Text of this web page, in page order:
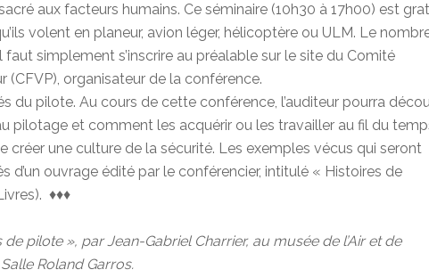
aux facteurs humains. Ce séminaire (10h30 à 17h00) est
volent en planeur, avion léger, hélicoptère ou ULM. Le
faut simplement s’inscrire au préalable sur le site du Comité
(CFVP), organisateur de la conférence.
du pilote. Au cours de cette conférence, l’auditeur pourra
pilotage et comment les acquérir ou les travailler au fil du
créer une culture de la sécurité. Les exemples vécus qui seront
d’un ouvrage édité par le conférencier, intitulé « Histoires de
♦♦♦
pilote », par Jean-Gabriel Charrier, au musée de l’Air et de
Roland Garros.